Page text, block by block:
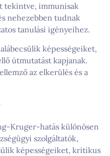
tekintve, immunisak
nehezebben tudnak
tanulási igényeihez.
képességeiket,
útmutatást kapjanak.
az elkerülés és a
Kruger-hatás különösen
szolgáltatók,
képességeiket, kritikus